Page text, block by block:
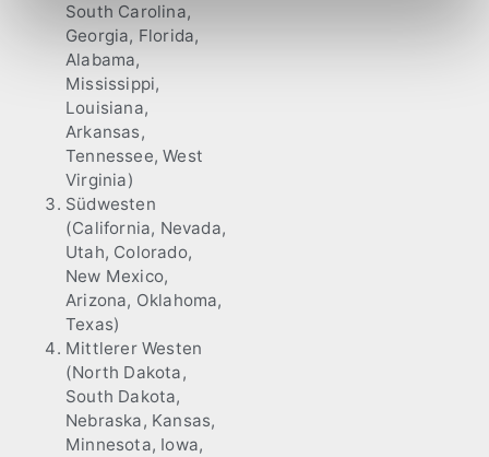
South Carolina,
Georgia, Florida,
Alabama,
Mississippi,
Louisiana,
Arkansas,
Tennessee, West
Virginia)
Südwesten
(California, Nevada,
Utah, Colorado,
New Mexico,
Arizona, Oklahoma,
Texas)
Mittlerer Westen
(North Dakota,
South Dakota,
Nebraska, Kansas,
Minnesota, Iowa,